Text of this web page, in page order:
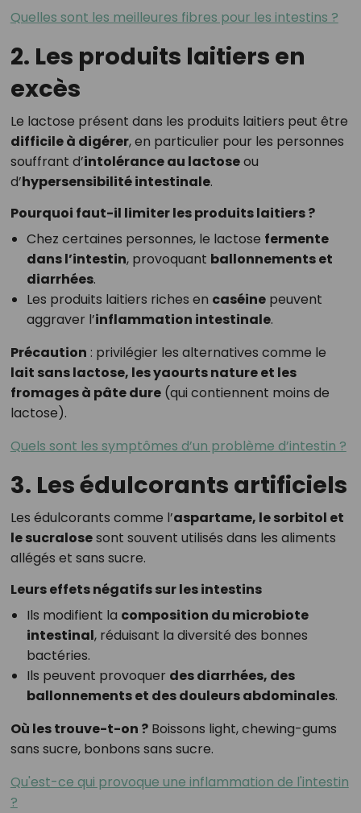
Quelles sont les meilleures fibres pour les intestins ?
2. Les produits laitiers en
excès
Le lactose présent dans les produits laitiers peut être
difficile à digérer, en particulier pour les personnes
souffrant d’intolérance au lactoseou
d’hypersensibilité intestinale.
Pourquoi faut-il limiter les produits laitiers ?
Chez certaines personnes, le lactose fermente
dans l’intestin, provoquant ballonnements et
diarrhées.
Les produits laitiers riches en caséinepeuvent
aggraver l’inflammation intestinale.
Précaution : privilégier les alternatives comme le
lait sans lactose, les yaourts nature et les
fromages à pâte dure(qui contiennent moins de
lactose).
Quels sont les symptômes d’un problème d’intestin ?
3. Les édulcorants artificiels
Les édulcorants comme l’aspartame, le sorbitol et
le sucralosesont souvent utilisés dans les aliments
allégés et sans sucre.
Leurs effets négatifs sur les intestins
Ils modifient la composition du microbiote
intestinal, réduisant la diversité des bonnes
bactéries.
Ils peuvent provoquer des diarrhées, des
ballonnements et des douleurs abdominales.
Où les trouve-t-on ?Boissons light, chewing-gums
sans sucre, bonbons sans sucre.
Qu'est-ce qui provoque une inflammation de l'intestin
?